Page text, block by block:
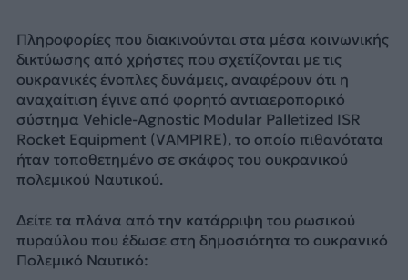
Πληροφορίες που διακινούνται στα μέσα κοινωνικής
δικτύωσης από χρήστες που σχετίζονται με τις
ουκρανικές ένοπλες δυνάμεις, αναφέρουν ότι η
αναχαίτιση έγινε από φορητό αντιαεροπορικό
σύστημα Vehicle-Agnostic Modular Palletized ISR
Rocket Equipment (VAMPIRE), το οποίο πιθανότατα
ήταν τοποθετημένο σε σκάφος του ουκρανικού
πολεμικού Ναυτικού.
Δείτε τα πλάνα από την κατάρριψη του ρωσικού
πυραύλου που έδωσε στη δημοσιότητα το ουκρανικό
Πολεμικό Ναυτικό: